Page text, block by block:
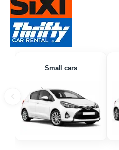
Small cars